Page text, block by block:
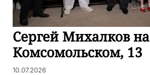
Сергей Михалков на
Комсомольском, 13
10.07.2026